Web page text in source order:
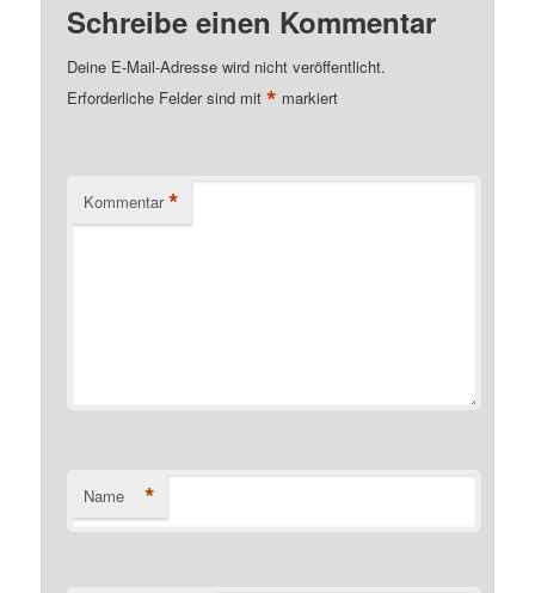
Schreibe einen Kommentar
Deine E-Mail-Adresse wird nicht veröffentlicht.
Erforderliche Felder sind mit* markiert
Kommentar *
Name *